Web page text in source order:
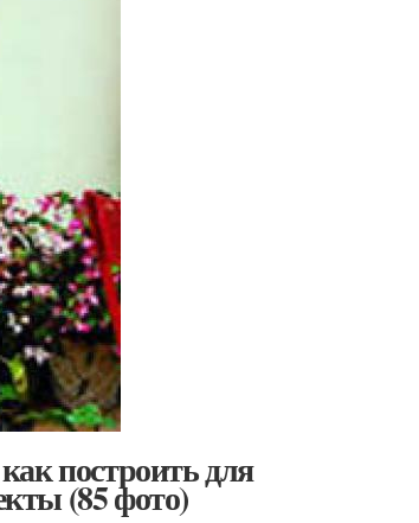
построить для
(85 фото)